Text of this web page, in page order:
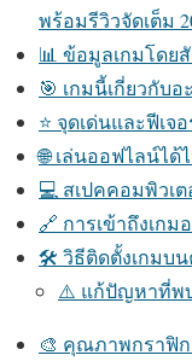
พร้อมรีวิวจัดเต็ม
📊 ข้อมูลเกมโดย
🎯 เกมนี้เกี่ยวกับ
⭐ จุดเด่นและฟีเจ
🌐 เล่นออฟไลน์ได้
💻 สเปคคอมพิวเ
🔗 การเข้าถึงเกม
🛠️ วิธีติดตั้งเกมบ
⚠️ แก้ปัญหาที่พ
🎨 คุณภาพกราฟิ